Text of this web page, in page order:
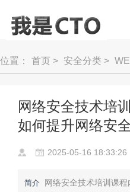
位置： 首页 > 安全分类 >
网络安全技术培
如何提升网络安
2025-05-16 18:33:26
简介
网络安全技术培训课